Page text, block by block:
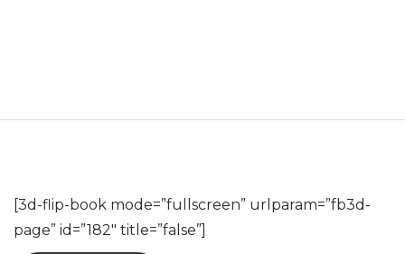
[3d-flip-book mode=”fullscreen” urlparam=”fb3d-
page” id=”182″ title=”false”]